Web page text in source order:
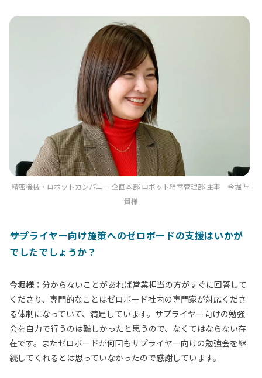
精密機械・ロボットカンパニー 企画本部 ロボット経営管理部 主事 今堀 早
貴様
――サプライヤー向け施策へのゼロボードの支援はいかが
でしたでしょうか？
今堀様： 分からないことがあれば営業担当の方がすぐに回答して
くださり、専門的なことはゼロボード社内の専門家が対応くださ
る体制になっていて、満足しています。サプライヤー向けの勉強
会を自力で行うのは難しかったと思うので、なくてはならない存
在です。またゼロボードが何回もサプライヤー向けの勉強会を継
続してくれるとは思っていなかったので感謝しています。